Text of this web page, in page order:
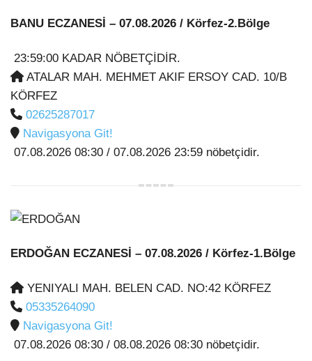
BANU ECZANESİ – 07.08.2026 / Körfez-2.Bölge
23:59:00 KADAR NÖBETÇİDİR.
ATALAR MAH. MEHMET AKIF ERSOY CAD. 10/B
KÖRFEZ
02625287017
Navigasyona Git!
07.08.2026 08:30 / 07.08.2026 23:59 nöbetçidir.
ERDOĞAN ECZANESİ – 07.08.2026 / Körfez-1.Bölge
YENIYALI MAH. BELEN CAD. NO:42 KÖRFEZ
05335264090
Navigasyona Git!
07.08.2026 08:30 / 08.08.2026 08:30 nöbetçidir.